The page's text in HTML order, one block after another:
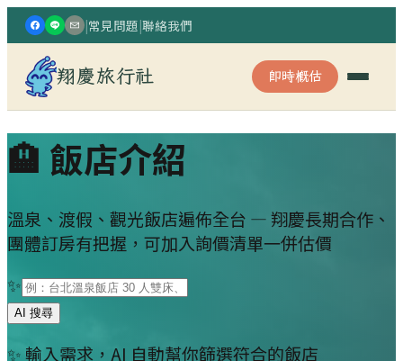
|常見問題|聯絡我們
翔慶旅行社 即時概估
🏨 飯店介紹
溫泉、渡假、觀光飯店遍佈全台 — 翔慶長期合作、
團體訂房有把握，可加入詢價清單一併估價
✨
AI 搜尋
✨ 輸入需求，AI 自動幫你篩選符合的飯店